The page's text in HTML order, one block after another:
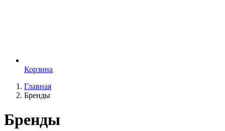
Корзина
Главная
Бренды
Бренды